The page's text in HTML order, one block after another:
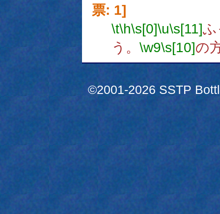
票: 1]
\t\h\s[0]\u\s[11]ふ
う。 \w9\s[10]の
©2001-2026 SSTP